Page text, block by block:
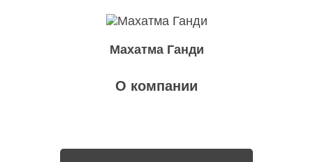
Махатма Ганди
О компании